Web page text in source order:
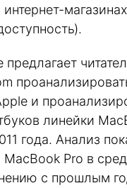
магазинах
и
линейки
года. Анализ
MacBook Pro в
с прошлым